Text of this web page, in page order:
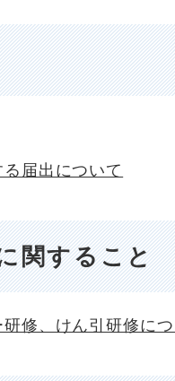
届出について
関すること
修、けん引研修につ